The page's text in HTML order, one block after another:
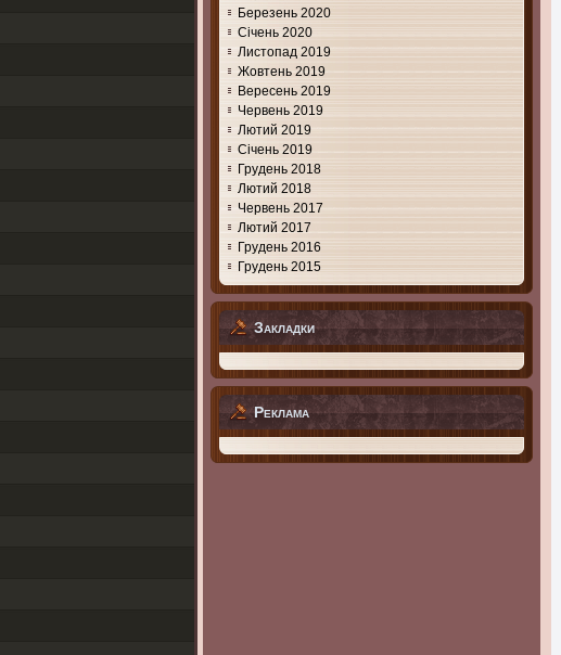
Березень 2020
Січень 2020
Листопад 2019
Жовтень 2019
Вересень 2019
Червень 2019
Лютий 2019
Січень 2019
Грудень 2018
Лютий 2018
Червень 2017
Лютий 2017
Грудень 2016
Грудень 2015
Закладки
Реклама